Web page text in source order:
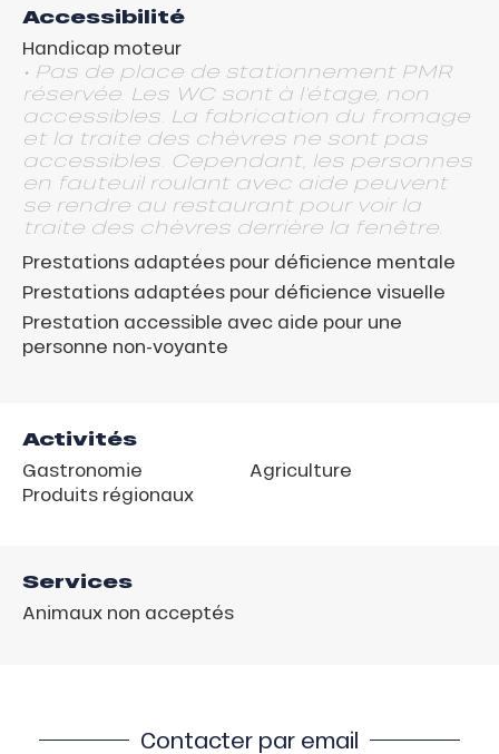
Accessibilité
Handicap moteur
• Pas de place de stationnement PMR
réservée. Les WC sont à l'étage, non
accessibles. La fabrication du fromage
et la traite des chèvres ne sont pas
accessibles. Cependant, les personnes
en fauteuil roulant avec aide peuvent
se rendre au restaurant pour voir la
traite des chèvres derrière la fenêtre.
Prestations adaptées pour déficience mentale
Prestations adaptées pour déficience visuelle
Prestation accessible avec aide pour une
personne non-voyante
Activités
Gastronomie
Produits régionaux
Agriculture
Services
Animaux non acceptés
Contacter par email